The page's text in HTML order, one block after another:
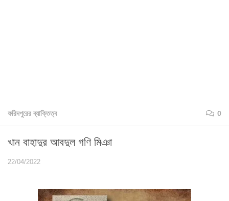
ফরিদপুরের ব্যাক্তিত্ব 0
খান বাহাদুর আবদুল গণি মিঞা
22/04/2022